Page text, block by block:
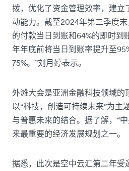
拨，优化了资金管理效率，建立
动能力。截至2024年第二季度
的付款当日到账和64%的即时到
年年底前将当日到账率提升至
75%。”刘月婷表示。
外滩大会是亚洲金融科技领域的
以“科技，创造可持续未来”为主
与普惠未来的结合。据了解，“
来最重要的经济发展规划之一。
据悉，此次是空中云汇第二年受